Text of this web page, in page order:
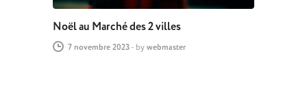
Noël au Marché des 2 villes
7 novembre 2023- by webmaster